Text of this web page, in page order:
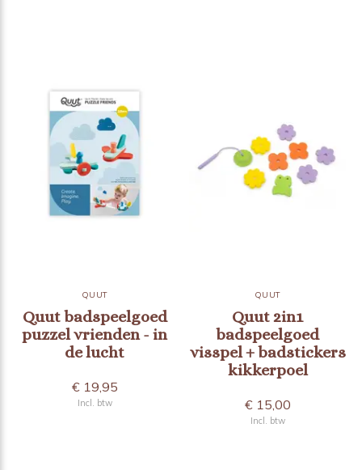
QUUT
Quut badspeelgoed
puzzel vrienden - in
de lucht
€ 19,95
Incl. btw
QUUT
Quut 2in1
badspeelgoed
visspel + badstickers
kikkerpoel
€ 15,00
Incl. btw